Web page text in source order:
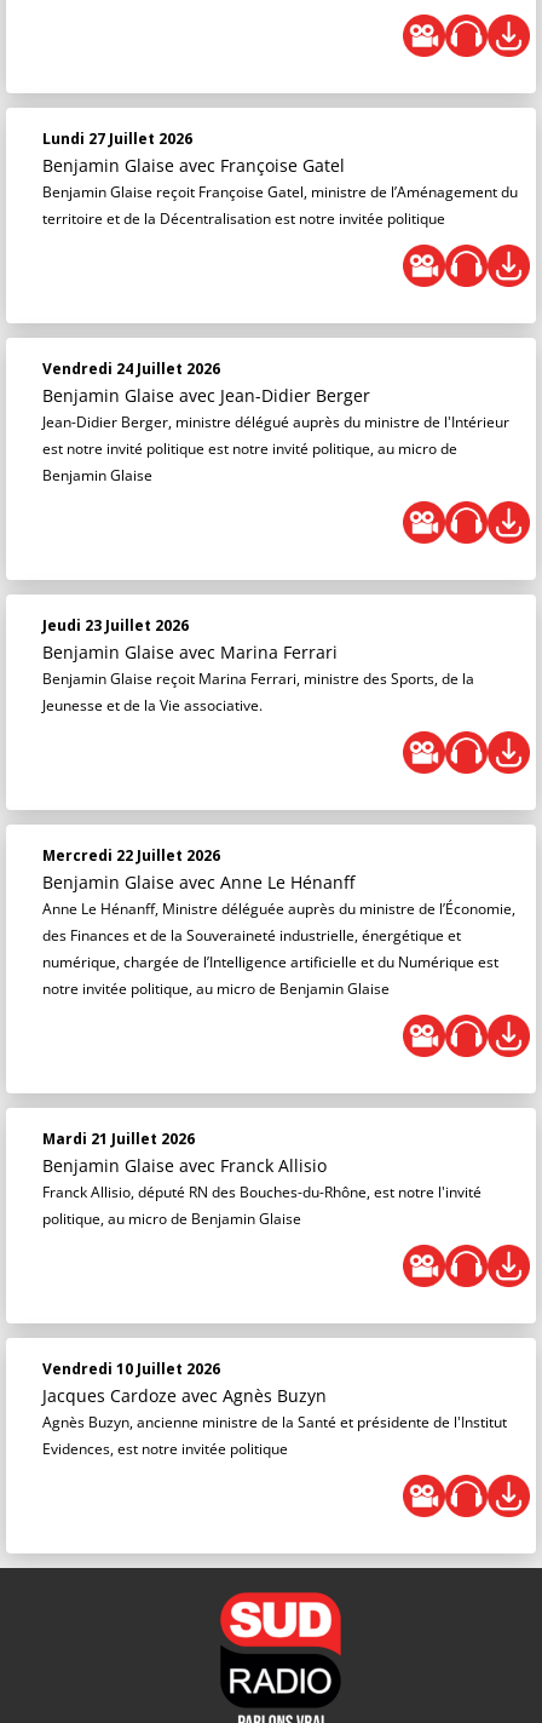
Lundi 27 Juillet 2026
Benjamin Glaise avec Françoise Gatel
Benjamin Glaise reçoit Françoise Gatel, ministre de l’Aménagement du
territoire et de la Décentralisation est notre invitée politique
Vendredi 24 Juillet 2026
Benjamin Glaise avec Jean-Didier Berger
Jean-Didier Berger, ministre délégué auprès du ministre de l'Intérieur
est notre invité politique est notre invité politique, au micro de
Benjamin Glaise
Jeudi 23 Juillet 2026
Benjamin Glaise avec Marina Ferrari
Benjamin Glaise reçoit Marina Ferrari, ministre des Sports, de la
Jeunesse et de la Vie associative.
Mercredi 22 Juillet 2026
Benjamin Glaise avec Anne Le Hénanff
Anne Le Hénanff, Ministre déléguée auprès du ministre de l’Économie,
des Finances et de la Souveraineté industrielle, énergétique et
numérique, chargée de l’Intelligence artificielle et du Numérique est
notre invitée politique, au micro de Benjamin Glaise
Mardi 21 Juillet 2026
Benjamin Glaise avec Franck Allisio
Franck Allisio, député RN des Bouches-du-Rhône, est notre l'invité
politique, au micro de Benjamin Glaise
Vendredi 10 Juillet 2026
Jacques Cardoze avec Agnès Buzyn
Agnès Buzyn, ancienne ministre de la Santé et présidente de l'Institut
Evidences, est notre invitée politique